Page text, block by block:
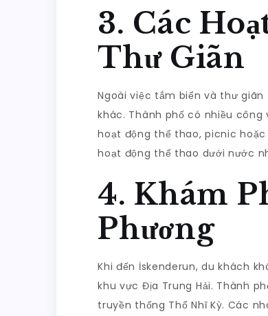
3. Các
Thư Giãn
Ngoài việc tắm biển và thư
khác. Thành phố có nhiều
hoạt động thể thao, picnic
hoạt động thể thao dưới nước
4. Khám
Phương
Khi đến İskenderun, du khách
khu vực Địa Trung Hải. Thành
truyền thống Thổ Nhĩ Kỳ. Các